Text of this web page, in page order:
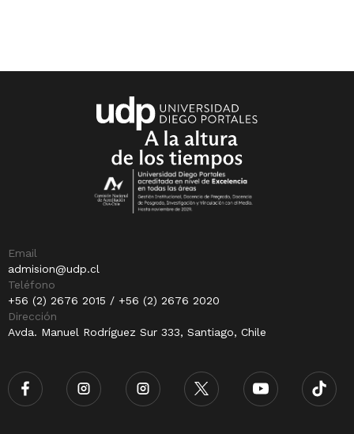
Email
admision@udp.cl
Teléfono
+56 (2) 2676 2015 / +56 (2) 2676 2020
Dirección
Avda. Manuel Rodríguez Sur 333, Santiago, Chile